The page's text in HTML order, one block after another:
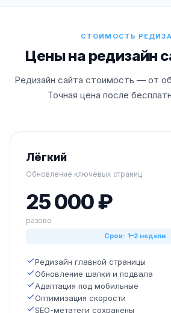
СТОИМОСТЬ
Цены на редизайн
Редизайн сайта стоимость — от
Точная цена после
Лёгкий
Обновление ключевых страниц
25 000 ₽
разово
Срок: 1–2 недели
Редизайн главной страницы
Обновление шапки и подвала
Адаптация под мобильные
Оптимизация скорости
SEO-метатеги сохранены